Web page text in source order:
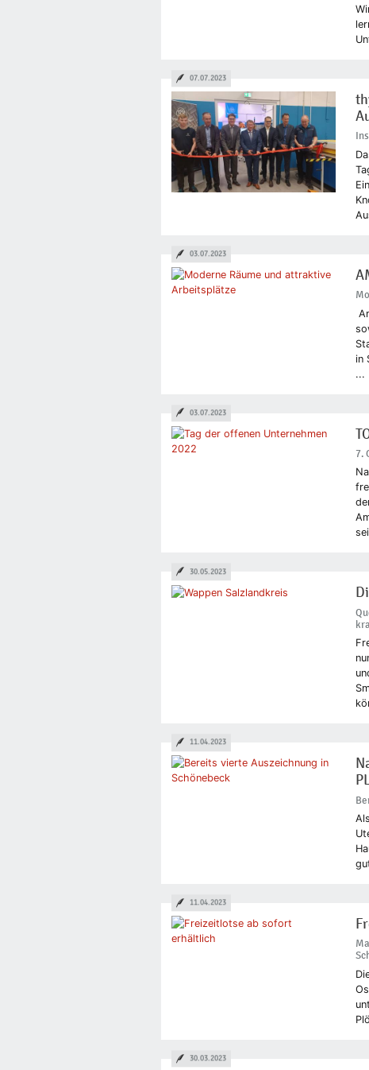
07.07.2023
in
...
03.07.2023
7.
03.07.2023
30.05.2023
11.04.2023
11.04.2023
30.03.2023